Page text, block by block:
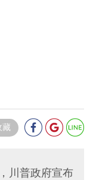
藏
川普政府宣布